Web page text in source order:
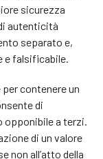
sicurezza
autenticità
separato e,
e falsificabile.
contenere un
di
opponibile a terzi.
di un valore
non all’atto della